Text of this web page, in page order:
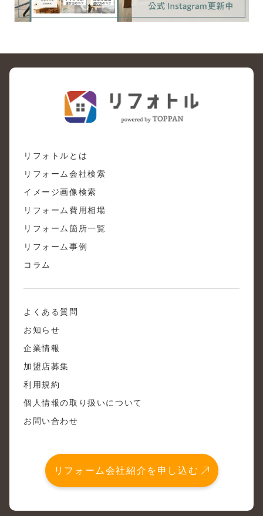
リフォトルとは
リフォーム会社検索
イメージ画像検索
リフォーム費用相場
リフォーム箇所一覧
リフォーム事例
コラム
よくある質問
お知らせ
企業情報
加盟店募集
利用規約
個人情報の取り扱いについて
お問い合わせ
リフォーム会社紹介を申し込む